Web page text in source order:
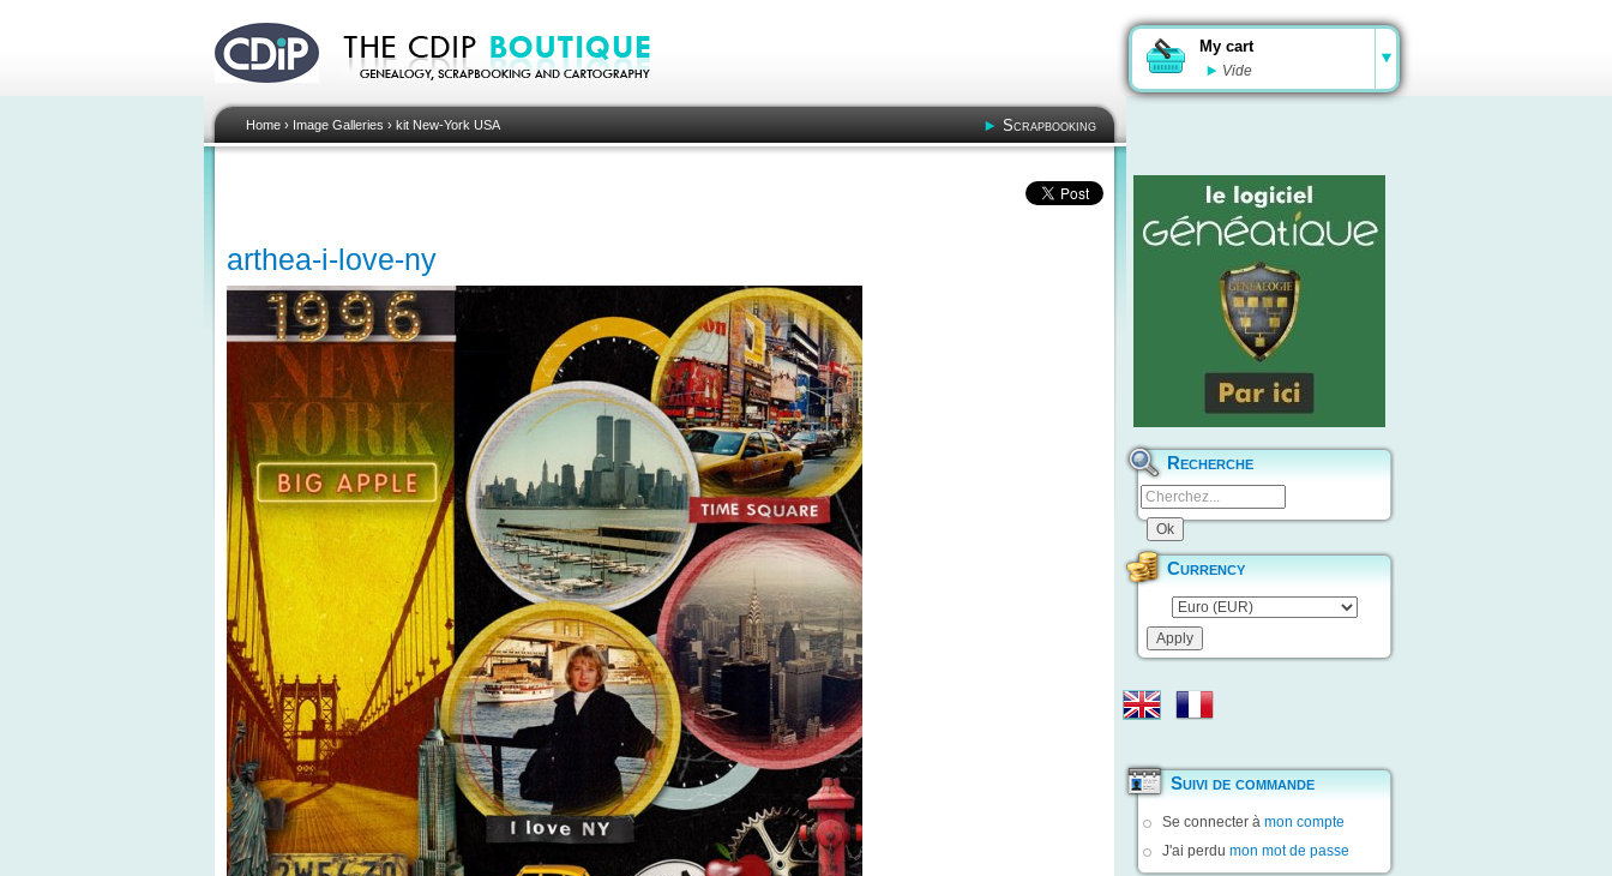
My cart
Vide
Home› Image Galleries › kit New-York USA Scrapbooking
arthea-i-love-ny
Recherche
Currency
Suivi de commande
Se connecter à mon compte
J'ai perdu mon mot de passe